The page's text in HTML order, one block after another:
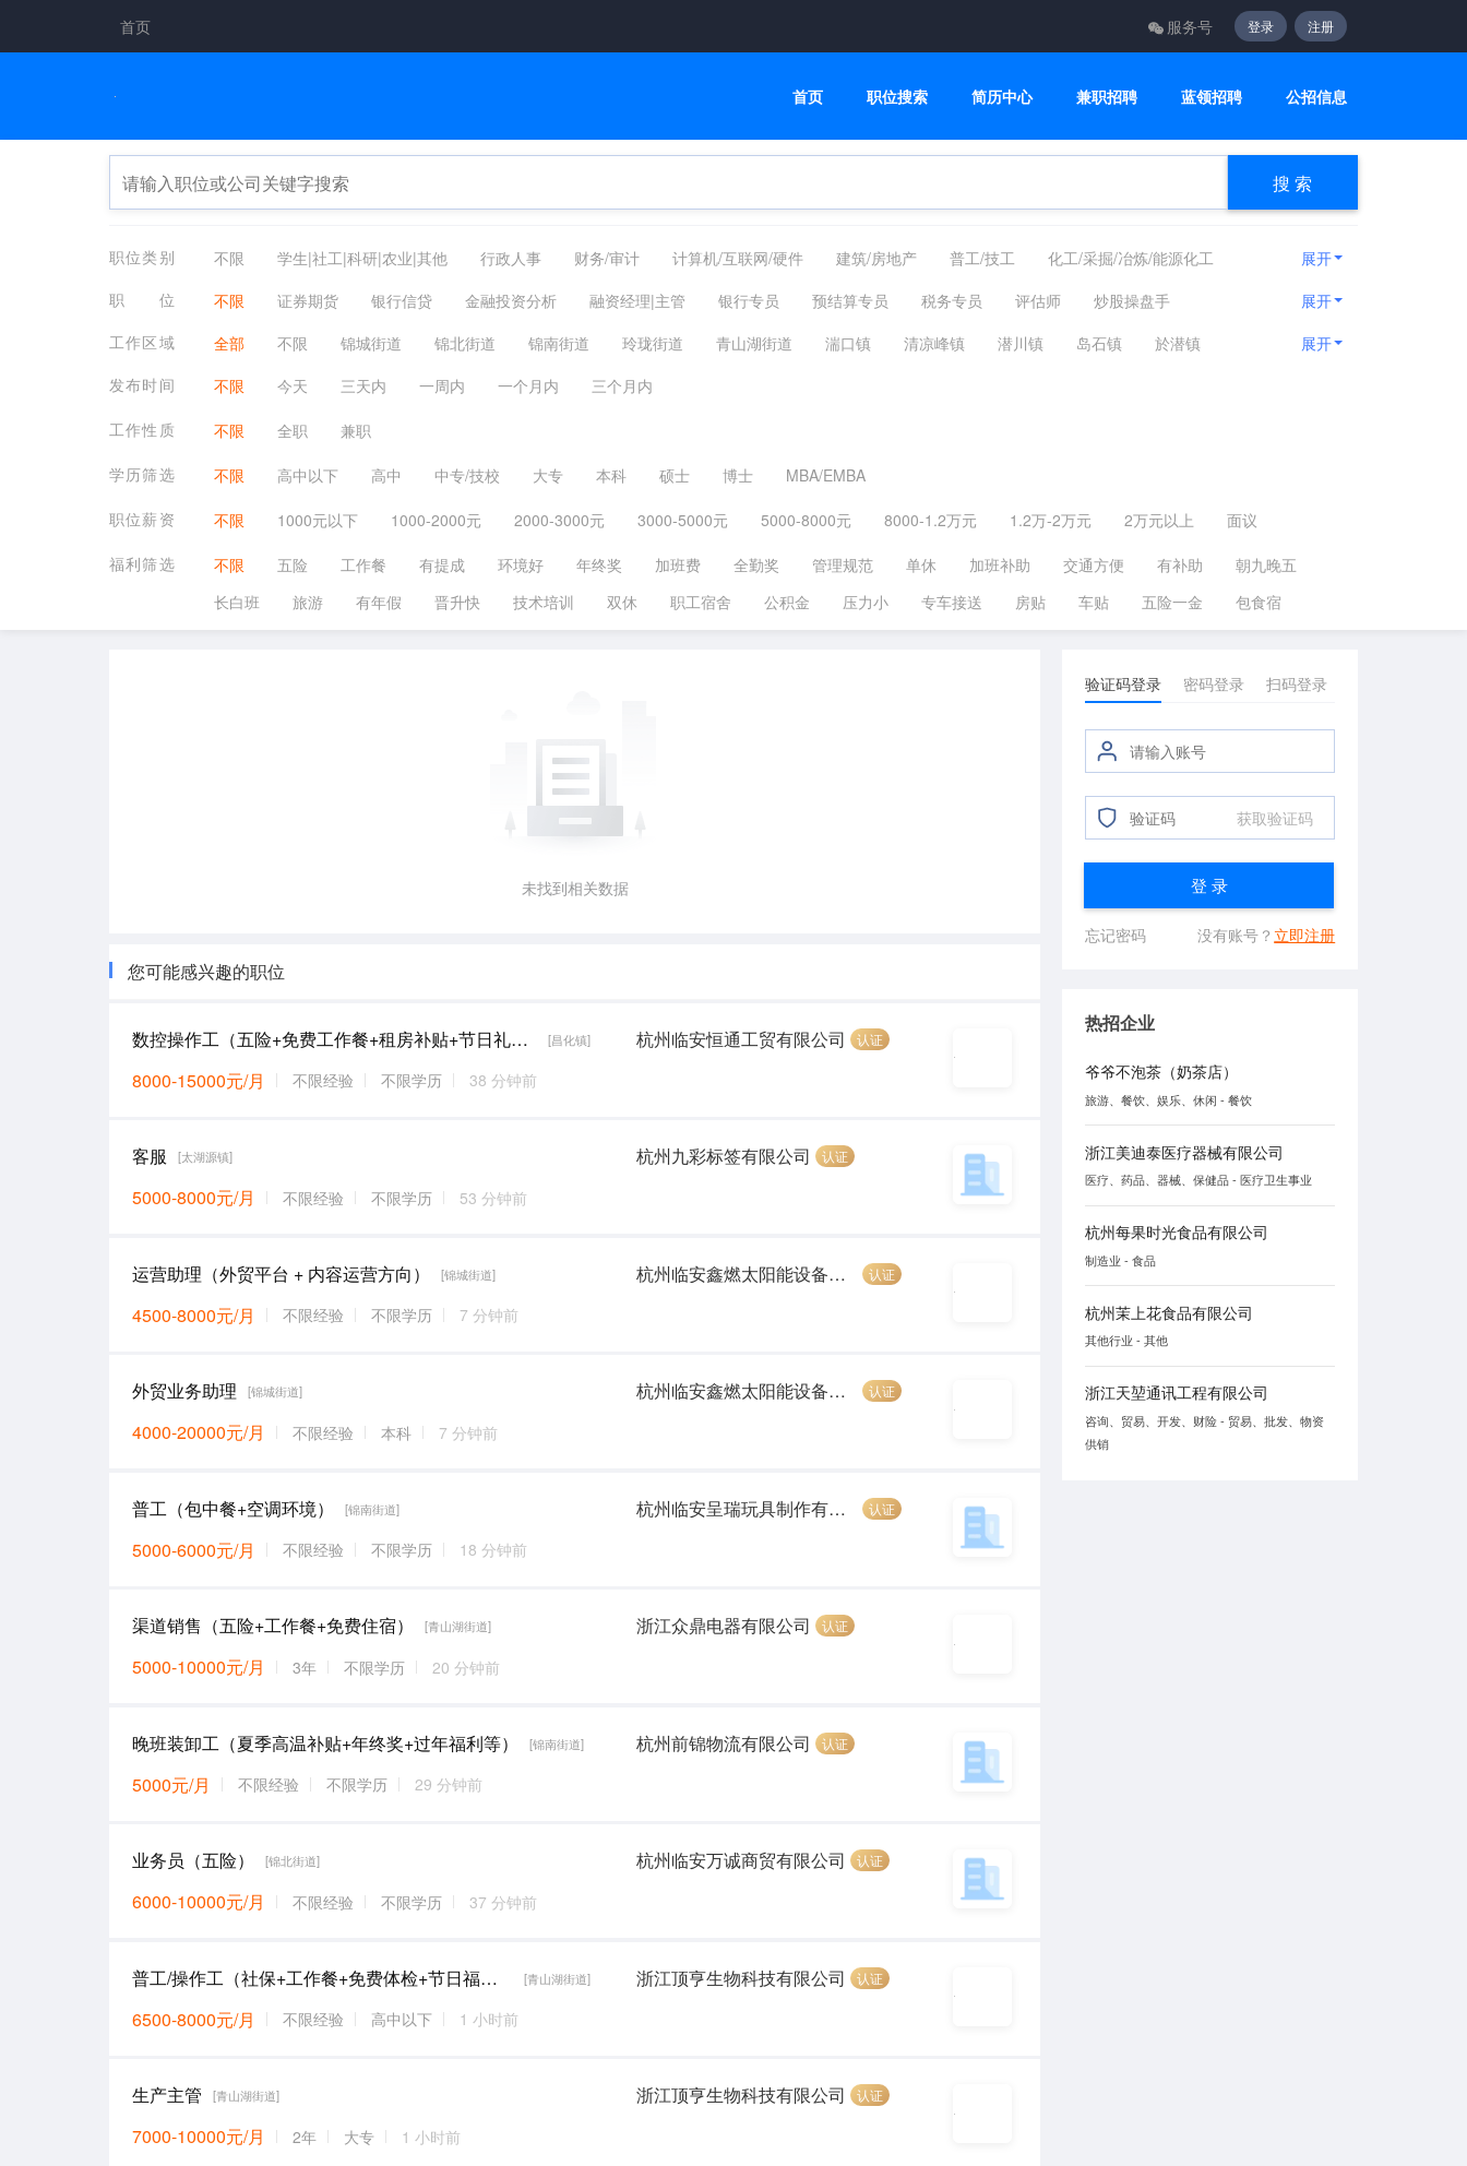
首页 服务号 登录 注册
首页 职位搜索 简历中心 兼职招聘 蓝领招聘 公招信息
搜 索
职位类别 不限 学生|社工|科研|农业|其他 行政人事 财务/审计 计算机/互联网/硬件 建筑/房地产 普工/技工
化工/采掘/冶炼/能源化工
广告/美术/设计
教育/培训 医疗/健康/制药 服务业 市场销售 电商/淘宝/抖音 百货零售
餐饮/休闲/娱乐/旅游
金融/银行/证券/保险
交通/物流/仓储 家政/安保 机械设备 咨询顾问 电子通讯 翻译法律 轻工工艺
影视传媒
展开
职位
不限 证券期货 银行信贷 金融投资分析 融资经理|主管 银行专员 预结算专员 税务专员 评估师
炒股操盘手
保险业务|保险经纪人
金融保险其他相关职位 投资顾问 理财顾问
展开
工作区域
全部 不限 锦城街道 锦北街道 锦南街道 玲珑街道 青山湖街道 湍口镇 清凉峰镇 潜川镇 岛石镇
於潜镇
龙岗镇
河桥镇 太阳镇 昌化镇 天目山镇 板桥镇
展开
发布时间
不限 今天 三天内 一周内 一个月内
三个月内
工作性质
不限 全职
兼职
学历筛选
不限 高中以下 高中 中专/技校 大专 本科 硕士 博士
MBA/EMBA
职位薪资
不限 1000元以下 1000-2000元 2000-3000元 3000-5000元 5000-8000元 8000-1.2万元 1.2万-2万元 2万元以上
面议
福利筛选
不限 五险 工作餐 有提成 环境好 年终奖 加班费 全勤奖 管理规范 单休 加班补助 交通方便 有补助
朝九晚五
长白班
旅游 有年假 晋升快 技术培训 双休 职工宿舍 公积金 压力小 专车接送 房贴 车贴 五险一金 包食宿
未找到相关数据
您可能感兴趣的职位
数控操作工（五险+免费工作餐+租房补贴+节日礼物+长白班） [昌化镇]
8000-15000元/月 不限经验 不限学历 38 分钟前
杭州临安恒通工贸有限公司 认证
客服 [太湖源镇]
5000-8000元/月 不限经验 不限学历 53 分钟前
杭州九彩标签有限公司 认证
运营助理（外贸平台 + 内容运营方向） [锦城街道]
4500-8000元/月 不限经验 不限学历 7 分钟前
杭州临安鑫燃太阳能设备有限公司 认证
外贸业务助理 [锦城街道]
4000-20000元/月 不限经验 本科 7 分钟前
杭州临安鑫燃太阳能设备有限公司 认证
普工（包中餐+空调环境） [锦南街道]
5000-6000元/月 不限经验 不限学历 18 分钟前
杭州临安呈瑞玩具制作有限公司 认证
渠道销售（五险+工作餐+免费住宿） [青山湖街道]
5000-10000元/月 3年 不限学历 20 分钟前
浙江众鼎电器有限公司 认证
晚班装卸工（夏季高温补贴+年终奖+过年福利等） [锦南街道]
5000元/月 不限经验 不限学历 29 分钟前
杭州前锦物流有限公司 认证
业务员（五险） [锦北街道]
6000-10000元/月 不限经验 不限学历 37 分钟前
杭州临安万诚商贸有限公司 认证
普工/操作工（社保+工作餐+免费体检+节日福利+年终奖+春节车费报销） [青山湖街道]
6500-8000元/月 不限经验 高中以下 1 小时前
浙江顶亨生物科技有限公司 认证
生产主管 [青山湖街道]
7000-10000元/月 2年 大专 1 小时前
浙江顶亨生物科技有限公司 认证
验证码登录 密码登录 扫码登录
获取验证码
登 录
忘记密码 没有账号？ 立即注册
热招企业
爷爷不泡茶（奶茶店）
旅游、餐饮、娱乐、休闲 - 餐饮
浙江美迪泰医疗器械有限公司
医疗、药品、器械、保健品 - 医疗卫生事业
杭州每果时光食品有限公司
制造业 - 食品
杭州茉上花食品有限公司
其他行业 - 其他
浙江天堃通讯工程有限公司
咨询、贸易、开发、财险 - 贸易、批发、物资
供销